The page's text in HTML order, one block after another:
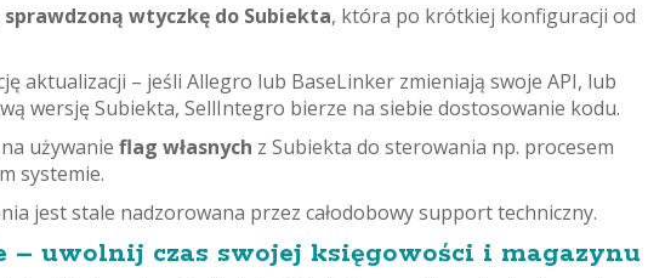
sprawdzoną wtyczkę do Subiekta, która po krótkiej konfiguracji od
aktualizacji – jeśli Allegro lub BaseLinker zmieniają swoje API, lub
wersję Subiekta, SellIntegro bierze na siebie dostosowanie kodu.
używanie flag własnych z Subiekta do sterowania np. procesem
systemie.
jest stale nadzorowana przez całodobowy support techniczny.
– uwolnij czas swojej księgowości i magazynu